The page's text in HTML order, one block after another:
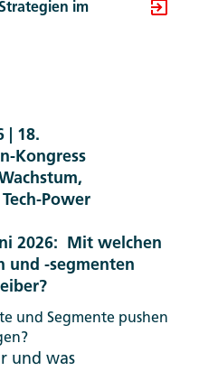
im
| 18.
Kongress
Power
2026: Mit welchen
und -segmenten
und Segmente pushen
und was